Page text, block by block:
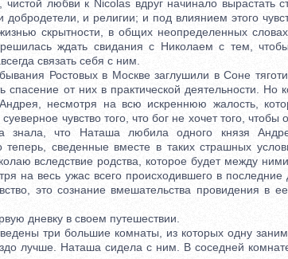
любви к Nicolas вдруг начинало вырастать
и религии; и под влиянием этого
скрытности, в общих неопределенных словах
ждать свидания с Николаем с тем,
связать себя с ним.
Ростовых в Москве заглушили в Соне
от них в практической деятельности. Но
несмотря на всю искреннюю жалость,
чувство того, что бог не хочет того, чтобы
знала, что Наташа любила одного князя
сведенные вместе в таких страшных
вследствие родства, которое будет между
на весь ужас всего происходившего в последние
это сознание вмешательства провидения в
дневку в своем путешествии.
три большие комнаты, из которых одну
лучше. Наташа сидела с ним. В соседней